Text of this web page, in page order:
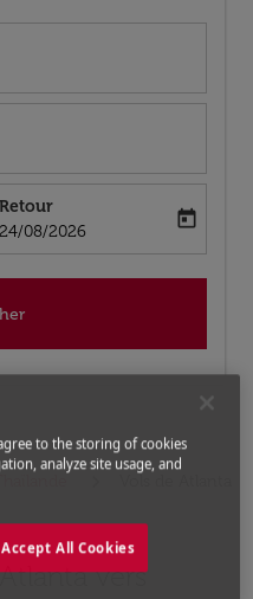
label
Retour
fc-booking-return-date-aria-label
24/08/2026
today
vers
options populaires
to the storing of cookies
analyze site usage, and
Accept All Cookies